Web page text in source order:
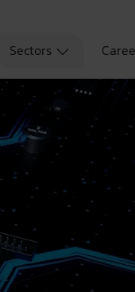
Sectors